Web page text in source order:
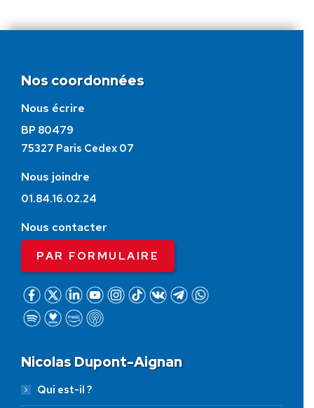
Nos coordonnées
Nous écrire
BP 80479
75327 Paris Cedex 07
Nous joindre
01.84.16.02.24
Nous contacter
PAR FORMULAIRE
Nicolas Dupont-Aignan
Qui est-il ?